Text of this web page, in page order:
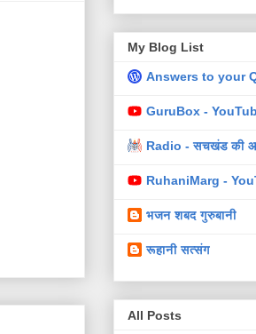
My Blog List
Answers to your
GuruBox -
Radio - सचखंड की
RuhaniMarg -
भजन शबद गुरुबानी
रूहानी सत्संग
All Posts